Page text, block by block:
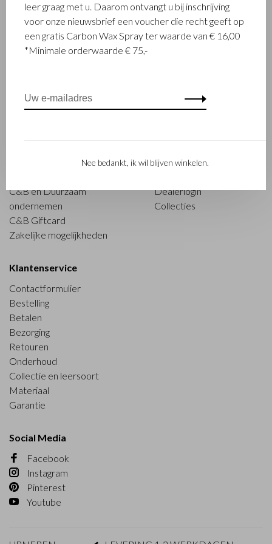
Over Castelijn & Beerens
C&B en Duurzaam
ondernemen
C&B Giftcard
Zakelijke mogelijkheden
Officiële verkooppunten
Dealerlogin
Collecties
Klantenservice
Contactformulier
Bestelling
Betalen
Bezorging
Retouren
Onderhoud
Collectie en leersoort
Materiaal
Garantie
Social Media
Facebook
Instagram
Pinterest
Youtube
leer graag met u. Daarom ontvangt u bij inschrijving
voor onze nieuwsbrief een voucher die recht geeft op
een gratis Carbon Wax Spray ter waarde van € 16,00
*Minimale orderwaarde € 75,-
Nee bedankt, ik wil blijven winkelen.